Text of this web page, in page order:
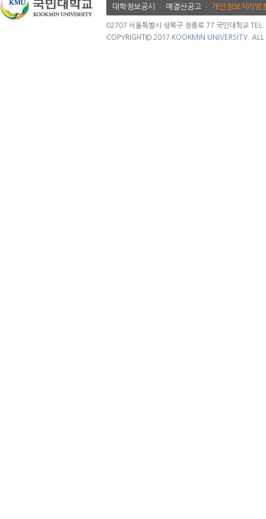
대학정보공시 예결산공고 개인정보처리방
02707 서울특별시 성북구 정릉로 77 국민대학교
COPYRIGHT© 2017 KOOKMIN UNIVERSITY. ALL